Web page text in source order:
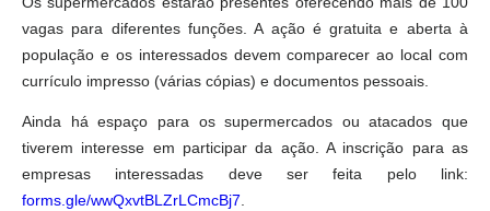
vagas para diferentes funções. A ação é gratuita e aberta à
população e os interessados devem comparecer ao local com
currículo impresso (várias cópias) e documentos pessoais.
Ainda há espaço para os supermercados ou atacados que
tiverem interesse em participar da ação. A inscrição para as
empresas interessadas deve ser feita pelo link:
forms.gle/wwQxvtBLZrLCmcBj7.